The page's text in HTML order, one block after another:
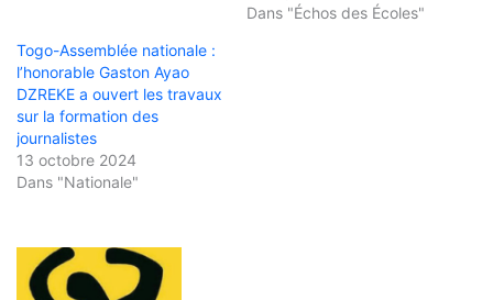
Dans "Échos des Écoles"
Togo-Assemblée nationale :
l’honorable Gaston Ayao
DZREKE a ouvert les travaux
sur la formation des
journalistes
13 octobre 2024
Dans "Nationale"